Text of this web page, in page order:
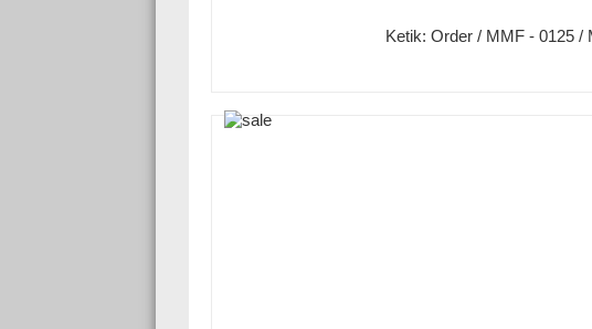
Ketik: Order / MMF - 0125 /